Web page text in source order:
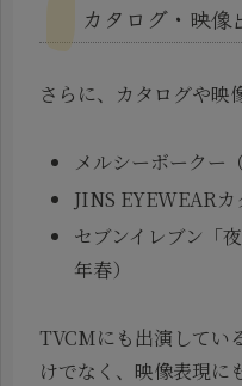
カタログ・映像
さらに、カタログや映
メルシーボークー
JINS EYEWEARカ
セブンイレブン「
年春）
TVCMにも出演してい
けでなく、映像表現に